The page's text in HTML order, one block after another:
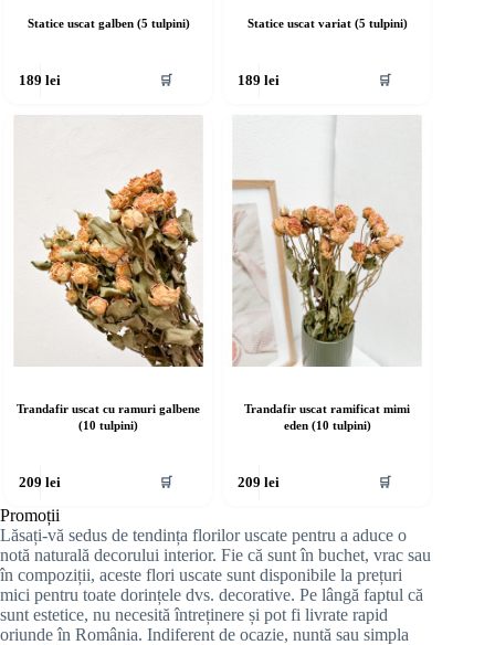
Statice uscat galben (5 tulpini)
189lei 🛒
Statice uscat variat (5 tulpini)
189lei 🛒
Trandafir uscat cu ramuri galbene
(10 tulpini)
209lei 🛒
Trandafir uscat ramificat mimi
eden (10 tulpini)
209lei
🛒
Promoții
Lăsați-vă sedus de tendința florilor uscate pentru a aduce o
notă naturală decorului interior. Fie că sunt în buchet, vrac sau
în compoziții, aceste flori uscate sunt disponibile la prețuri
mici pentru toate dorințele dvs. decorative. Pe lângă faptul că
sunt estetice, nu necesită întreținere și pot fi livrate rapid
oriunde în România. Indiferent de ocazie, nuntă sau simpla